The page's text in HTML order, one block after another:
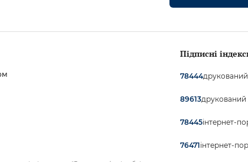
Підписні
78444
89613
78445інтернет-
76471інтернет-